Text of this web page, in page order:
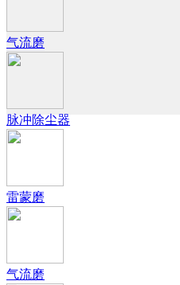
气流磨
脉冲除尘器
雷蒙磨
气流磨